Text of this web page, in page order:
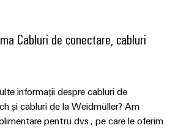
Cabluri de conectare, cabluri
informații despre cabluri de
și cabluri de la Weidmüller? Am
pentru dvs., pe care le oferim